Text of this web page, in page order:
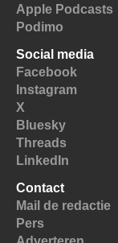
Apple Podcasts
Podimo
Social media
Facebook
Instagram
X
Bluesky
Threads
LinkedIn
Contact
Mail de redactie
Pers